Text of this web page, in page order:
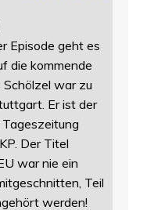
Episode geht es
die kommende
Schölzel war zu
Er ist der
Der Titel
war nie ein
Teil
werden!